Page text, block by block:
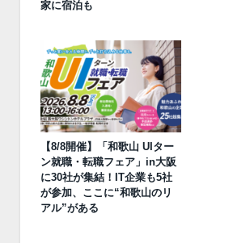
家に宿泊も
【8/8開催】「和歌山 UIター
ン就職・転職フェア」in大阪
に30社が集結！IT企業も5社
が参加、ここに“和歌山のリ
アル”がある